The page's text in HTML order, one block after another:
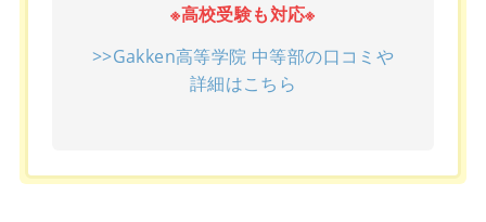
※高校受験も対応※
>>Gakken高等学院 中等部の口コミや
詳細はこちら